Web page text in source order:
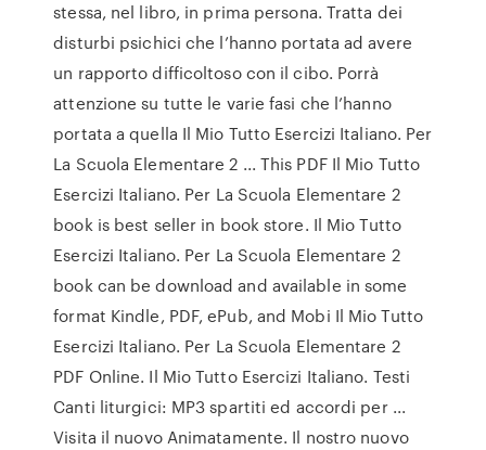
stessa, nel libro, in prima persona. Tratta dei
disturbi psichici che l’hanno portata ad avere
un rapporto difficoltoso con il cibo. Porrà
attenzione su tutte le varie fasi che l’hanno
portata a quella Il Mio Tutto Esercizi Italiano. Per
La Scuola Elementare 2 ... This PDF Il Mio Tutto
Esercizi Italiano. Per La Scuola Elementare 2
book is best seller in book store. Il Mio Tutto
Esercizi Italiano. Per La Scuola Elementare 2
book can be download and available in some
format Kindle, PDF, ePub, and Mobi Il Mio Tutto
Esercizi Italiano. Per La Scuola Elementare 2
PDF Online. Il Mio Tutto Esercizi Italiano. Testi
Canti liturgici: MP3 spartiti ed accordi per ...
Visita il nuovo Animatamente. Il nostro nuovo